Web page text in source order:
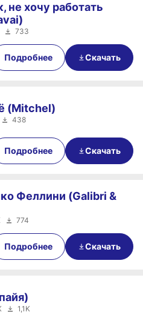
не хочу работать
733
Подробнее Скачать
(Mitchel)
438
Подробнее Скачать
Феллини (Galibri &
774
Подробнее Скачать
1,1K